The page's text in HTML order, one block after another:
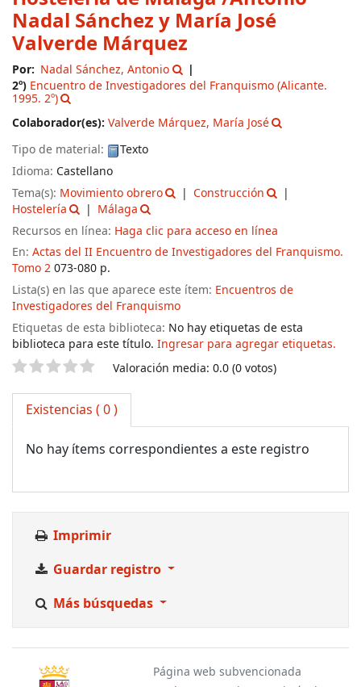
Nadal Sánchez y María José
Valverde Márquez
Por: Nadal Sánchez, Antonio
2º) Encuentro de Investigadores del Franquismo(Alicante.
1995. 2º)
Colaborador(es): Valverde Márquez, María José
Tipo de material:
Texto
Idioma: Castellano
Tema(s): Movimiento obrero
Construcción
Hostelería
Málaga
Recursos en línea: Haga clic para acceso en línea
En: Actas del II Encuentro de Investigadores del Franquismo.
Tomo 2073-080 p.
Lista(s) en las que aparece este ítem: Encuentros de
Investigadores del Franquismo
Etiquetas de esta biblioteca: No hay etiquetas de esta
biblioteca para este título. Ingresar para agregar etiquetas.
Valoración Valoración media: 0.0 (0 votos)
Existencias ( 0 )
No hay ítems correspondientes a este registro
Imprimir
Guardar registro
Más búsquedas
Página web subvencionada